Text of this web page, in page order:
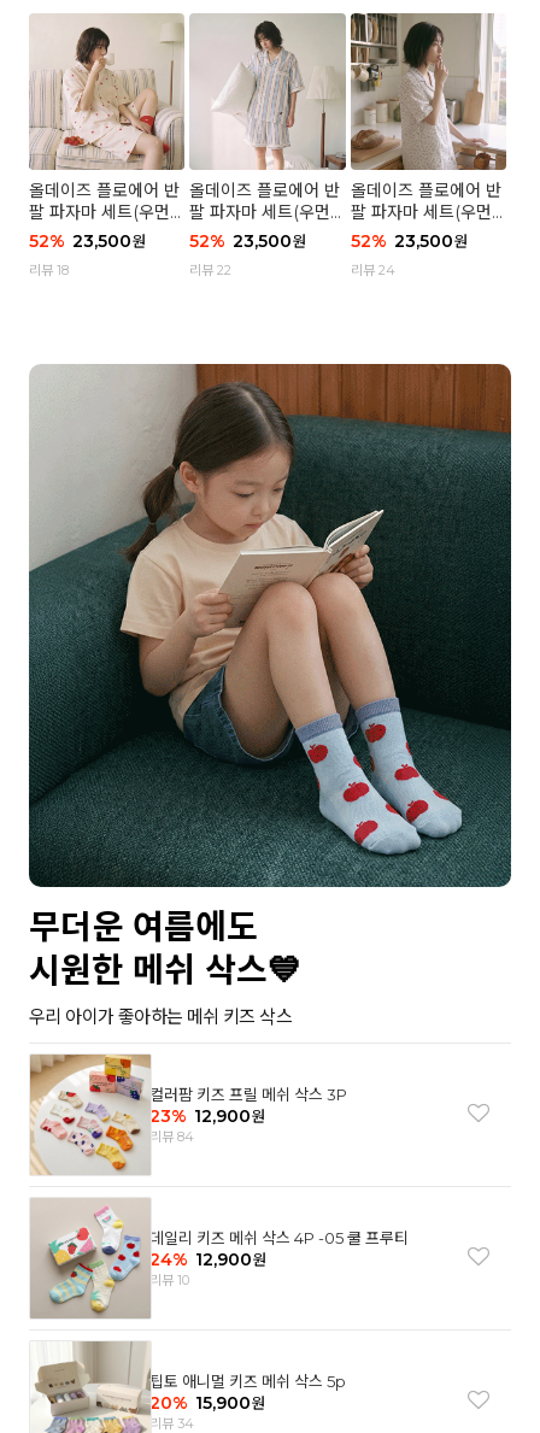
올데이즈 플로에어 반
팔 파자마 세트(우먼)
- 04 하트 컨페티
52% 23,500원
리뷰 18
올데이즈 플로에어 반
팔 파자마 세트(우먼)
- 03 브리즈 스트라이
52% 23,500원
리뷰 22
올데이즈 플로에어 반
팔 파자마 세트(우먼)
- 01 포슬 가든
52% 23,500원
리뷰 24
무더운 여름에도
시원한 메쉬 삭스💙
우리 아이가 좋아하는 메쉬 키즈 삭스
컬러팜 키즈 프릴 메쉬 삭스 3P
23% 12,900원
리뷰 84
데일리 키즈 메쉬 삭스 4P -05 쿨 프루티
24% 12,900원
리뷰 10
팁토 애니멀 키즈 메쉬 삭스 5p
20% 15,900원
리뷰 34